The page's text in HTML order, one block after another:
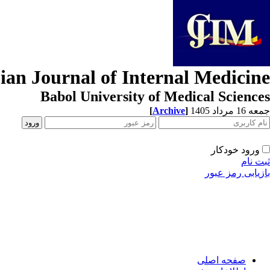
Journal of Internal Medicine
Babol University of Medical Sciences
جمعه 16 مرداد 1405 [Archive]
ورود خودکار
ثبت نام
بازیابی رمز عبور
صفحه اصلی